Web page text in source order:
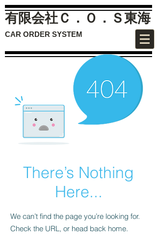
有限会社Ｃ．Ｏ．Ｓ東海
CAR ORDER SYSTEM
There’s Nothing
Here...
We can’t find the page you’re looking for.
Check the URL, or head back home.